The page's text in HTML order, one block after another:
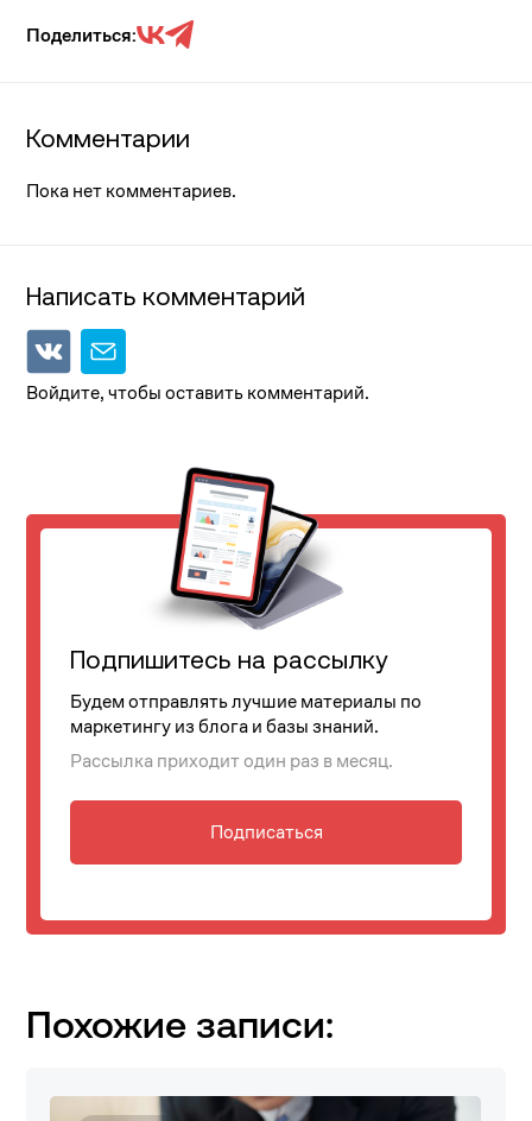
Поделиться:
Комментарии
Пока нет комментариев.
Написать комментарий
Войдите, чтобы оставить комментарий.
Подпишитесь на рассылку
Будем отправлять лучшие материалы по
маркетингу из блога и базы знаний.
Рассылка приходит один раз в месяц.
Подписаться
Похожие записи: